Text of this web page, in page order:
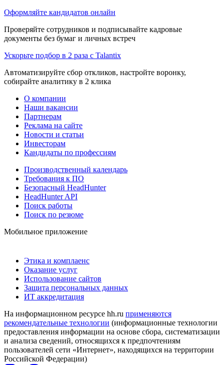
Оформляйте кандидатов онлайн
Проверяйте сотрудников и подписывайте кадровые
документы без бумаг и личных встреч
Ускорьте подбор в 2 раза с Talantix
Автоматизируйте сбор откликов, настройте воронку,
собирайте аналитику в 2 клика
О компании
Наши вакансии
Партнерам
Реклама на сайте
Новости и статьи
Инвесторам
Кандидаты по профессиям
Производственный календарь
Требования к ПО
Безопасный HeadHunter
HeadHunter API
Поиск работы
Поиск по резюме
Мобильное приложение
Этика и комплаенс
Оказание услуг
Использование сайтов
Защита персональных данных
ИТ аккредитация
На информационном ресурсе hh.ru применяются
рекомендательные технологии (информационные технологии
предоставления информации на основе сбора, систематизации
и анализа сведений, относящихся к предпочтениям
пользователей сети «Интернет», находящихся на территории
Российской Федерации)